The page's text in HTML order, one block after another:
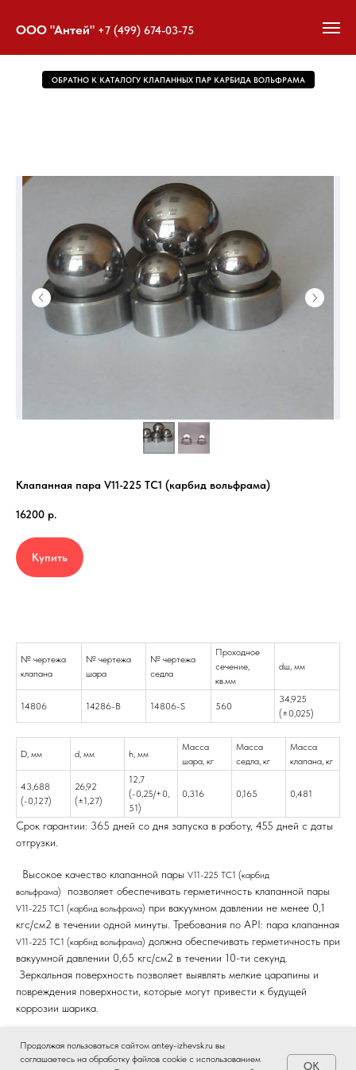
ООО "Антей" +7 (499) 674-03-75
Продолжая пользоваться сайтом antey-izhevsk.ru вы
соглашаетесь на обработку файлов cookie с использованием
OK
ОБРАТНО К КАТАЛОГУ КЛАПАННЫХ ПАР КАРБИДА ВОЛЬФРАМА
Клапанная пара V11-225 TC1 (карбид вольфрама)
16200 р.
Купить
№ чертежа
клапана
№ чертежа
шара
№ чертежа
седла
Проходное
cечение,
кв.мм
dш, мм
14806 14286-B 14806-S 560
34,925
(±0,025)
D, мм d, мм h, мм
Масса
шара, кг
Масса
седла, кг
Масса
клапана, кг
43,688
(-0,127)
26,92
(±1,27)
12,7
(-0,25/+0,
51)
0,316 0,165 0,481
Срок гарантии: 365 дней со дня запуска в работу, 455 дней с даты
отгрузки.
Высокое качество клапанной пары V11-225 TC1 (карбид
вольфрама)
позволяет обеспечивать герметичность клапанной пары
V11-225 TC1 (карбид вольфрама) при вакуумном давлении не менее 0,1
кгс/см2 в течении одной минуты. Требования по API: пара клапанная
V11-225 TC1 (карбид вольфрама) должна обеспечивать герметичность при
вакуумной давлении 0,65 кгс/см2 в течении 10-ти секунд.
Зеркальная поверхность позволяет выявлять мелкие царапины и
повреждения поверхности, которые могут привести к будущей
коррозии шарика.
225 TC1 (карбид вольфрама) , использовать насос ГШН при добычи